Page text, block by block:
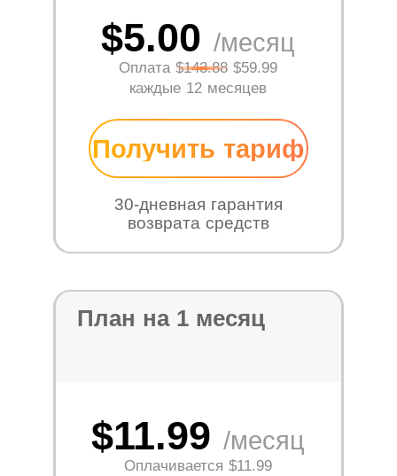
$5.00/месяц
Оплата$143.88 $59.99
каждые 12 месяцев
Получить тариф
30-дневная гарантия
возврата средств
План на 1 месяц
$11.99/месяц
Оплачивается$11.99